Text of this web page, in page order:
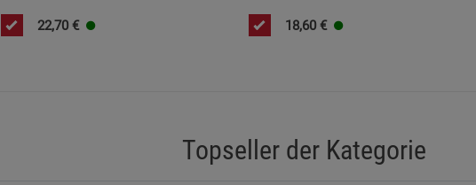
22,70 € 18,60 €
Topseller der Kategorie
Statistik Cookies (1)